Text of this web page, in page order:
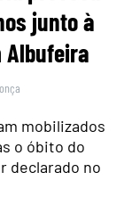
junto à
Albufeira
mobilizados
o óbito do
declarado no